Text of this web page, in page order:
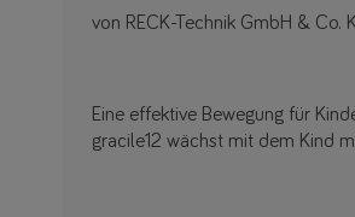
von RECK-Technik GmbH & Co.
Eine effektive Bewegung für
gracile12 wächst mit dem Kind